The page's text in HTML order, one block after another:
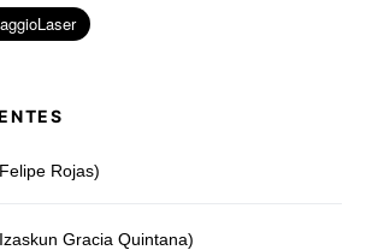
Rojas)
Gracia Quintana)